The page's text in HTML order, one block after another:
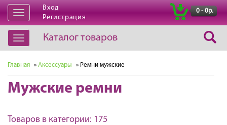
Открыть
навигацию
Вход
Регистрация
0 - 0р.
Открыть
навигацию
Каталог товаров
Главная » Аксессуары » Ремни мужские
Мужские ремни
Товаров в категории: 175